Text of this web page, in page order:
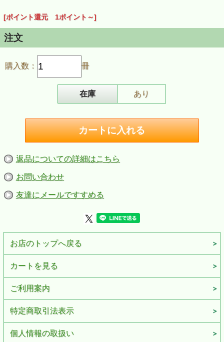
歌」、2026年日本のうたごえ祭典が開催される長野で創作
された「山からの贈り物」など、様々な場面で歌える曲を集
めました。全20曲掲載。各曲の解説も掲載しています。
また、今回は見開きページに［メーデーの歴史・豆知識（カ
ぜひ人数分を準備して、歌い広げていきましょう！
がんばろう（歌詞＆コード）／晴れた五月（歌詞＆コード）
／インターナショナル（歌詞＆コード）／闘うわれら（歌詞
＆コード）／約束のうた（歌詞＆コード）／国のすみずみか
コード）／憲法九条、五月晴れ（歌詞＆コード）／人間の歌
（歌詞＆コード）／未来をかけて（歌詞＆コード）／勝利の
朝を信じて(楽譜) ／あなたが夜明けをつげる子どもたち（歌
(楽譜) ／全国一律！サンバDEサイチン（楽譜）／山からの
贈り物(楽譜) ／世界をつなげ花の輪に(楽譜)
■商品情報
商品名：【ポケット歌集】2026メーデー歌集「MAY DAY
商品番号：K72026
[ポイント還元 1ポイント～]
注文
購入数： 冊
在庫 あり
返品についての詳細はこちら
お問い合わせ
友達にメールですすめる
お店のトップへ戻る
カートを見る
ご利用案内
特定商取引法表示
個人情報の取扱い